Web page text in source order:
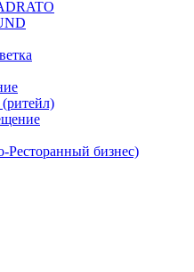
Ресторанный бизнес)